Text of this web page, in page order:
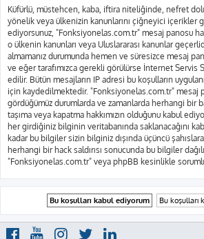
Küfürlü, müstehcen, kaba, iftira niteliğinde, nefret
yönelik veya ülkenizin kanunlarını çiğneyici içerikler
ediyorsunuz, "Fonksiyonelas.com.tr" mesaj panosu
o ülkenin kanunları veya Uluslararası kanunlar
almamanız durumunda hemen ve süresizce mesaj
ve eğer tarafımızca gerekli görülürse İnternet Servis
edilir. Bütün mesajların IP adresi bu koşulların
için kaydedilmektedir. "Fonksiyonelas.com.tr" mesaj
gördüğümüz durumlarda ve zamanlarda herhangi bir
taşıma veya kapatma hakkımızın olduğunu kabul
her girdiğiniz bilginin veritabanında saklanacağını
kadar bu bilgiler sizin bilginiz dışında üçüncü
herhangi bir hack saldırısı sonucunda bu bilgiler
"Fonksiyonelas.com.tr" veya phpBB kesinlikle